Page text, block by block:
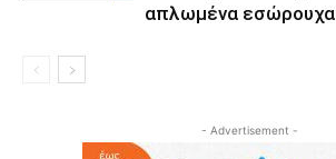
απλωμένα εσώρουχα
- Advertisement -